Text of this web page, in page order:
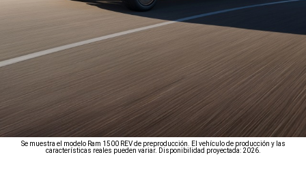
Se muestra el modelo Ram 1500 REV de preproducción. El vehículo de producción y las
características reales pueden variar. Disponibilidad proyectada: 2026.